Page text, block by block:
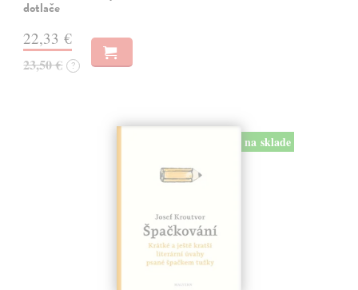
dotlače
22,33 €
23,50 € ?
na sklade